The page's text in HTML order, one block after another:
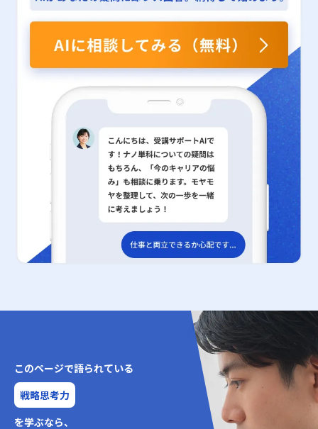
このページで語られている
戦略思考力
を学ぶなら、